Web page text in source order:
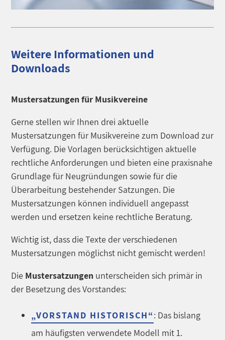
Weitere Informationen und
Downloads
Mustersatzungen für Musikvereine
Gerne stellen wir Ihnen drei aktuelle
Mustersatzungen für Musikvereine zum Download zur
Verfügung. Die Vorlagen berücksichtigen aktuelle
rechtliche Anforderungen und bieten eine praxisnahe
Grundlage für Neugründungen sowie für die
Überarbeitung bestehender Satzungen. Die
Mustersatzungen können individuell angepasst
werden und ersetzen keine rechtliche Beratung.
Wichtig ist, dass die Texte der verschiedenen
Mustersatzungen möglichst nicht gemischt werden!
Die Mustersatzungen unterscheiden sich primär in
der Besetzung des Vorstandes:
„VORSTAND HISTORISCH“: Das bislang
am häufigsten verwendete Modell mit 1.